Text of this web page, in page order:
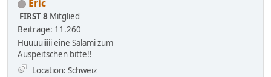
Eric
FIRST 8 Mitglied
Beiträge: 11.260
Huuuuiiiii eine Salami zum
Auspeitschen bitte!!
Location: Schweiz